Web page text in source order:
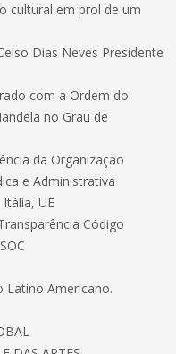
cultural em prol de um
Dias Neves Presidente
com a Ordem do
no Grau de
da Organização
e Administrativa
UE
Código
Latino Americano.